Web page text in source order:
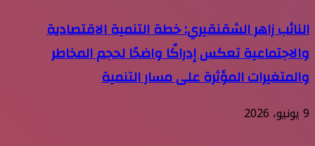
النائب زاهر الشقنقيري: خطة التنمية الاقتصادية
والاجتماعية تعكس إدراكًا واضحًا لحجم المخاطر
والمتغيرات المؤثرة على مسار التنمية
9 يونيو، 2026